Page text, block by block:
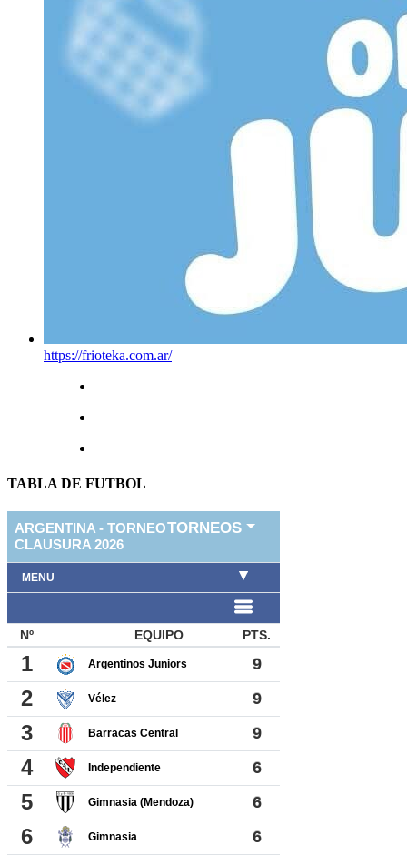
https://frioteka.com.ar/
TABLA DE FUTBOL